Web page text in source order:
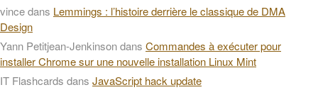
vincedans Lemmings : l’histoire derrière le classique de DMA
Design
Yann Petitjean-Jenkinsondans Commandes à exécuter pour
installer Chrome sur une nouvelle installation Linux Mint
IT Flashcards dans JavaScript hack update